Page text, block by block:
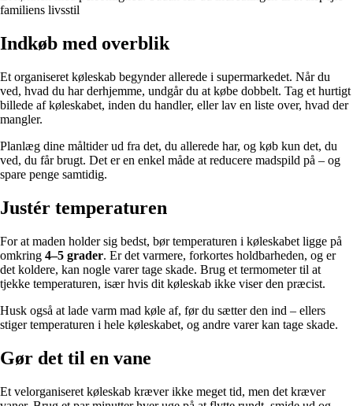
familiens livsstil
Indkøb med overblik
Et organiseret køleskab begynder allerede i supermarkedet. Når du
ved, hvad du har derhjemme, undgår du at købe dobbelt. Tag et hurtigt
billede af køleskabet, inden du handler, eller lav en liste over, hvad der
mangler.
Planlæg dine måltider ud fra det, du allerede har, og køb kun det, du
ved, du får brugt. Det er en enkel måde at reducere madspild på – og
spare penge samtidig.
Justér temperaturen
For at maden holder sig bedst, bør temperaturen i køleskabet ligge på
omkring 4–5 grader. Er det varmere, forkortes holdbarheden, og er
det koldere, kan nogle varer tage skade. Brug et termometer til at
tjekke temperaturen, især hvis dit køleskab ikke viser den præcist.
Husk også at lade varm mad køle af, før du sætter den ind – ellers
stiger temperaturen i hele køleskabet, og andre varer kan tage skade.
Gør det til en vane
Et velorganiseret køleskab kræver ikke meget tid, men det kræver